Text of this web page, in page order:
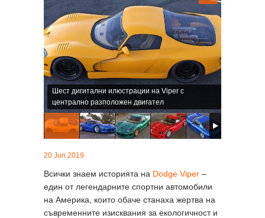
Шест дигитални илюстрации на Viper с
централно разположен двигател
20 Jun 2019
Всички знаем историята на Dodge Viper –
един от легендарните спортни автомобили
на Америка, които обаче станаха жертва на
съвременните изисквания за екологичност и